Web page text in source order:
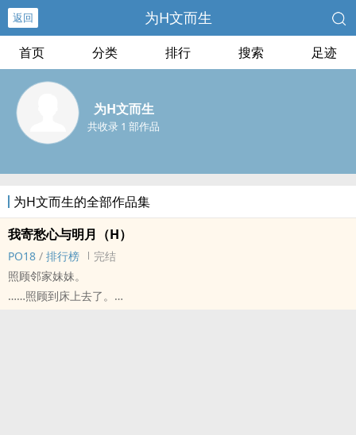
返回 为‌‍‍H‎‎文‎而生
首页 分类 排行 搜索 足迹
为‌‍‍H‎‎文‎而生
共收录 1 部作品
为‌‍‍H‎‎文‎而生的全部作品集
我寄愁心与明月（H）
PO18 / 排行榜
完结
照顾邻家妹妹。
……照顾到床上去了。